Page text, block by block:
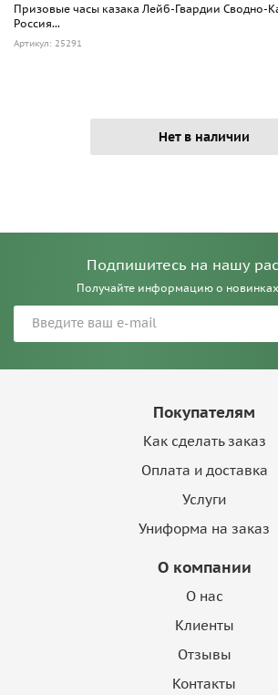
Призовые часы казака Лейб-Гвардии Сводно-
Россия...
Артикул: 25291
Нет в наличии
Подпишитесь на нашу
Получайте информацию о
Покупателям
Как сделать заказ
Оплата и доставка
Услуги
Униформа на заказ
О компании
О нас
Клиенты
Отзывы
Контакты